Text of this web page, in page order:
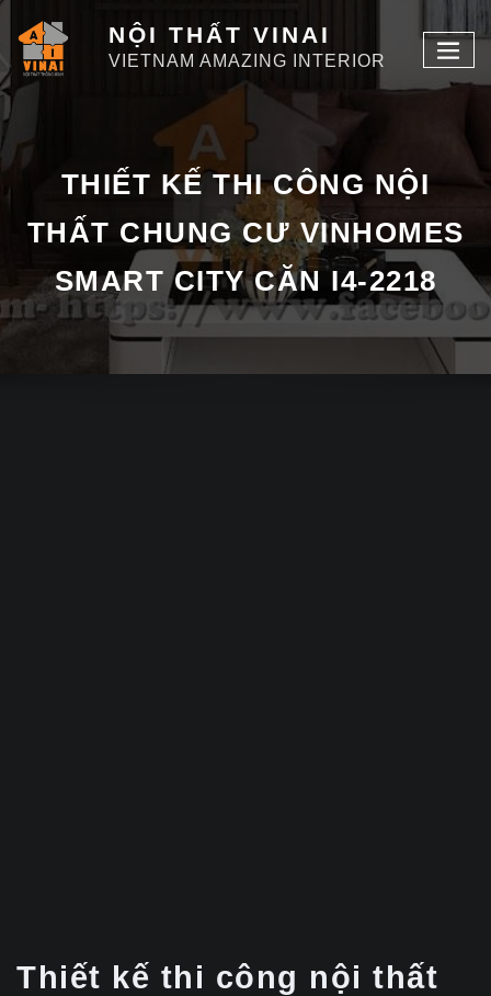
NỘI THẤT VINAI
VIETNAM AMAZING INTERIOR
THIẾT KẾ THI CÔNG NỘI
THẤT CHUNG CƯ VINHOMES
SMART CITY CĂN I4-2218
Thiết kế thi công nội thất